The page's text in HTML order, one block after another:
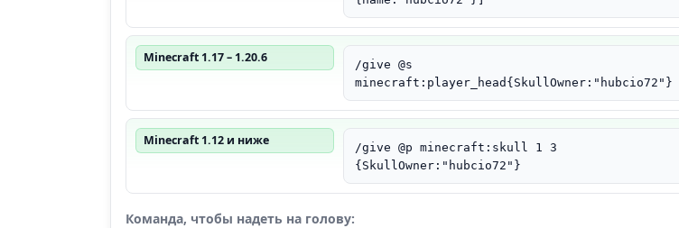
Minecraft 1.17 – 1.20.6
/give @s
minecraft:player_head{SkullOwner:"hubcio72"}
Minecraft 1.12 и ниже
/give @p minecraft:skull 1 3
{SkullOwner:"hubcio72"}
Команда, чтобы надеть на голову: